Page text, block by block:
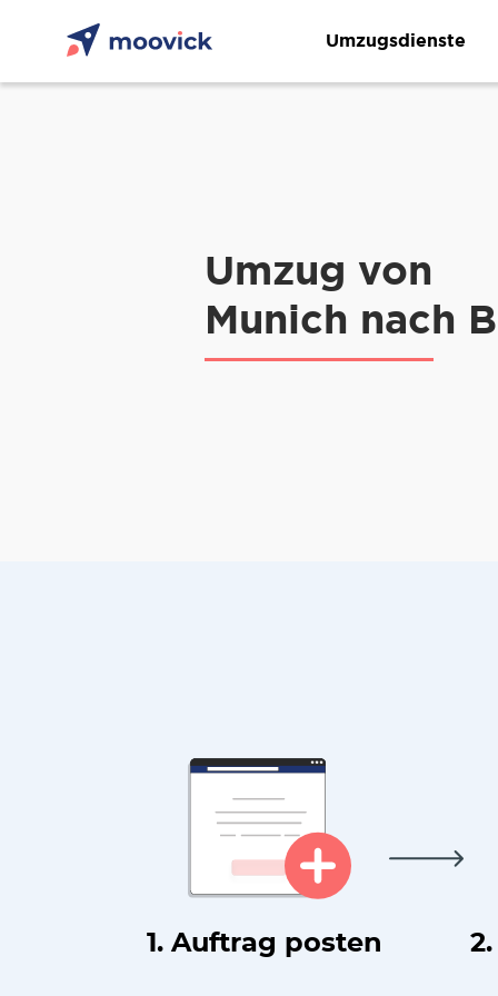
Umzugsdienste
Umzug von
Munich nach
1. Auftrag posten